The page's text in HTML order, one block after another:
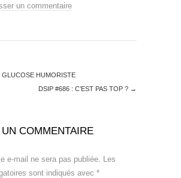
un commentaire
GLUCOSE HUMORISTE
DSIP #686 : C’EST PAS TOP ? →
COMMENTAIRE
e-mail ne sera pas publiée. Les
sont indiqués avec *